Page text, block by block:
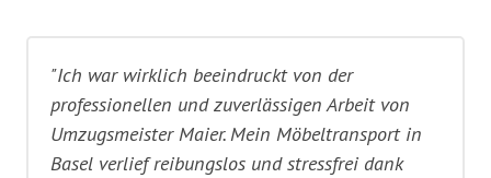
"Ich war wirklich beeindruckt von der
professionellen und zuverlässigen Arbeit von
Umzugsmeister Maier. Mein Möbeltransport in
Basel verlief reibungslos und stressfrei dank